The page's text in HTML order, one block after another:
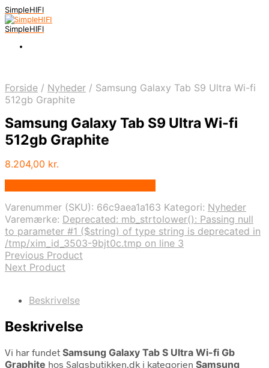
SimpleHIFI
SimpleHIFI
Forside / Nyheder / Samsung Galaxy Tab S9 Ultra Wi-fi
512gb Graphite
Samsung Galaxy Tab S9 Ultra Wi-fi
512gb Graphite
8.204,00 kr.
Varenummer (SKU): 66c9aea1a163 Kategori: Nyheder
Varemærke: Deprecated: mb_strtolower(): Passing null
to parameter #1 ($string) of type string is deprecated in
/tmp/xim_id_3503-9bjt0c.tmp on line 3
Previous Product
Next Product
Beskrivelse
Beskrivelse
Vi har fundet Samsung Galaxy Tab S Ultra Wi-fi Gb
Graphite hos Salgsbutikken.dk i kategorien Samsung